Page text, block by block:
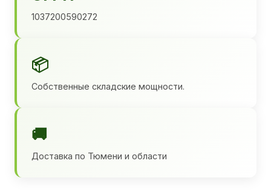
1037200590272
📦
Собственные складские мощности.
🚚
Доставка по Тюмени и области